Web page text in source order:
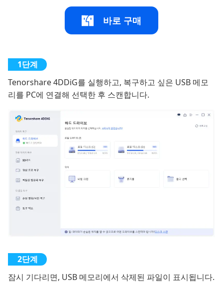
바로 구매
Tenorshare 4DDiG를 실행하고, 복구하고 싶은 USB 메모
리를 PC에 연결해 선택한 후 스캔합니다.
잠시 기다리면, USB 메모리에서 삭제된 파일이 표시됩니다.